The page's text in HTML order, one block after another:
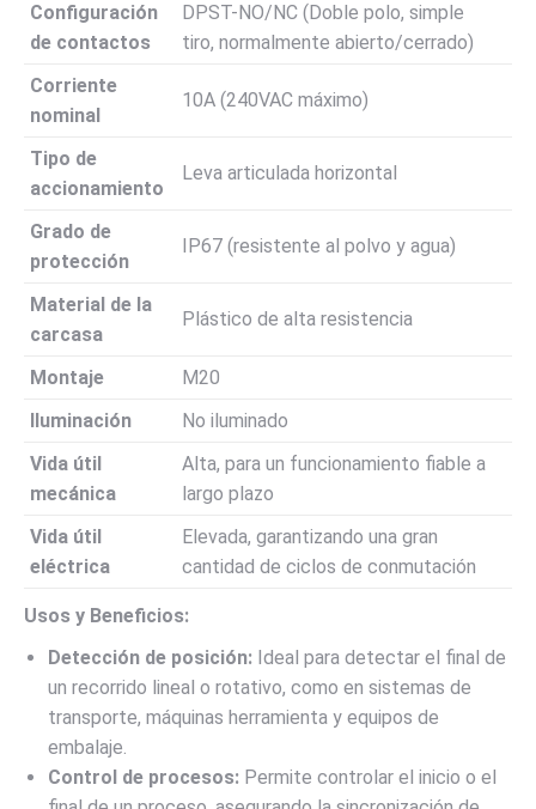
Configuración
de contactos
DPST-NO/NC (Doble polo, simple
tiro, normalmente abierto/cerrado)
Corriente
nominal
10A (240VAC máximo)
Tipo de
accionamiento
Leva articulada horizontal
Grado de
protección
IP67 (resistente al polvo y agua)
Material de la
carcasa
Plástico de alta resistencia
Montaje
M20
Iluminación
No iluminado
Vida útil
mecánica
Alta, para un funcionamiento fiable a
largo plazo
Vida útil
eléctrica
Elevada, garantizando una gran
cantidad de ciclos de conmutación
Usos y Beneficios:
Detección de posición: Ideal para detectar el final de
un recorrido lineal o rotativo, como en sistemas de
transporte, máquinas herramienta y equipos de
embalaje.
Control de procesos: Permite controlar el inicio o el